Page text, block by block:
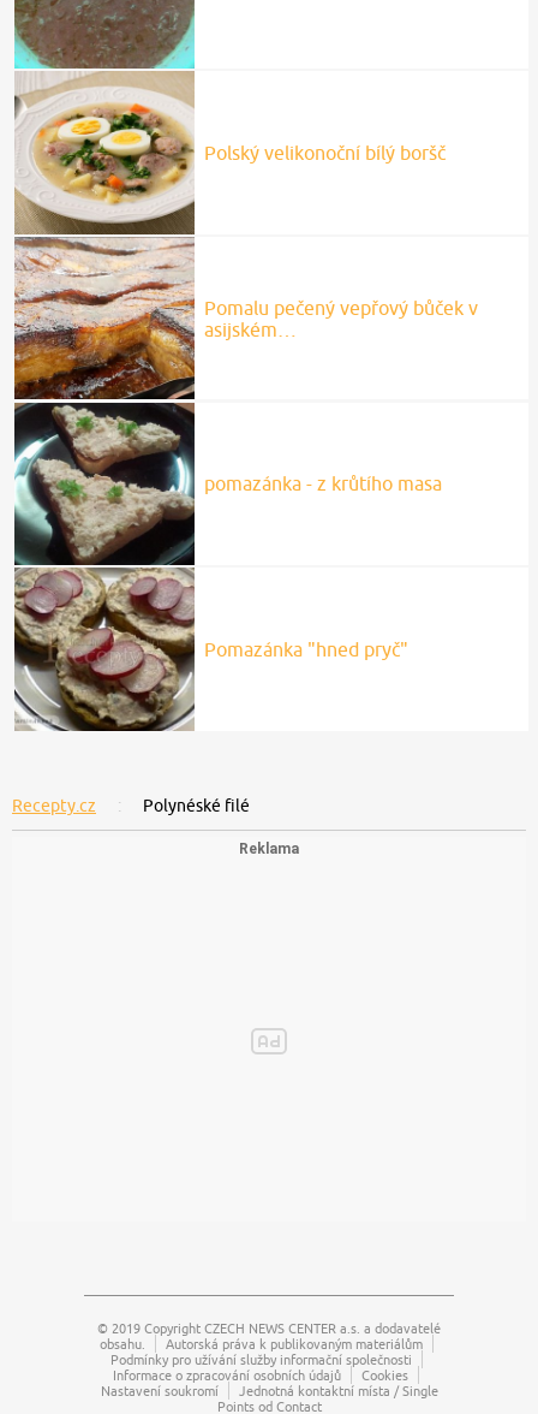
Polský velikonoční bílý boršč
Pomalu pečený vepřový bůček v
asijském…
pomazánka - z krůtího masa
Pomazánka "hned pryč"
Recepty.cz Polynéské filé
© 2019 Copyright CZECH NEWS CENTER a.s. a dodavatelé
obsahu.
Autorská práva k publikovaným materiálům
Podmínky pro užívání služby informační společnosti
Informace o zpracování osobních údajů
Cookies
Nastavení soukromí
Jednotná kontaktní místa / Single
Points od Contact